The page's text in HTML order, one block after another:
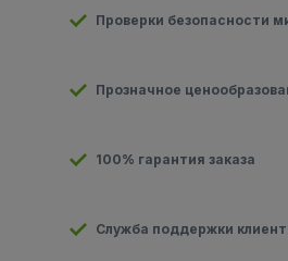
Проверки безопасности
Прозначное
100% гарантия заказа
Служба поддержки